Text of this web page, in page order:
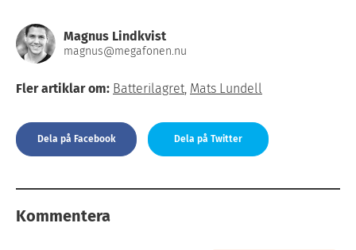
Magnus Lindkvist
magnus@megafonen.nu
Fler artiklar om: Batterilagret Mats Lundell
Dela på Facebook Dela på Twitter
Kommentera